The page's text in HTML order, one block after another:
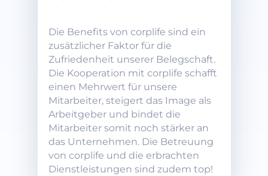
Die Benefits von corplife sind ein
zusätzlicher Faktor für die
Zufriedenheit unserer Belegschaft.
Die Kooperation mit corplife schafft
einen Mehrwert für unsere
Mitarbeiter, steigert das Image als
Arbeitgeber und bindet die
Mitarbeiter somit noch stärker an
das Unternehmen. Die Betreuung
von corplife und die erbrachten
Dienstleistungen sind zudem top!